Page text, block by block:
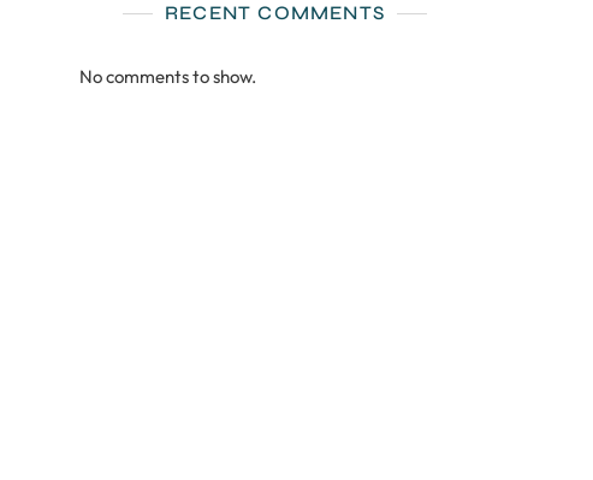
RECENT COMMENTS
No comments to show.